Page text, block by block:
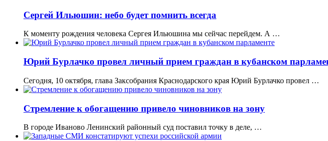
Сергей Ильюшин: небо будет помнить всегда
К моменту рождения человека Сергея Ильюшина мы сейчас перейдем. А …
Юрий Бурлачко провел личный прием граждан в кубанском
Сегодня, 10 октября, глава Заксобрания Краснодарского края Юрий Бурлачко провел …
Стремление к обогащению привело чиновников на зону
В городе Иваново Ленинский районный суд поставил точку в деле, …